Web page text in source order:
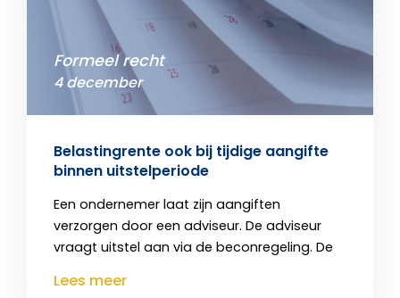
Formeel recht
4 december
Belastingrente ook bij tijdige aangifte
binnen uitstelperiode
Een ondernemer laat zijn aangiften
verzorgen door een adviseur. De adviseur
vraagt uitstel aan via de beconregeling. De
Lees meer